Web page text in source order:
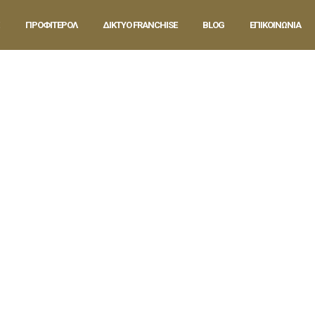
ΠΡΟΦΙΤΕΡΟΛ ΔΙΚΤΥΟ FRANCHISE BLOG ΕΠΙΚΟΙΝΩΝΙΑ